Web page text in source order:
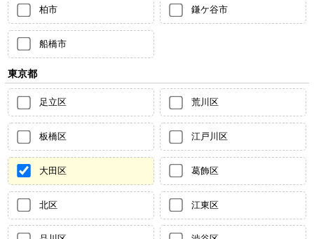
柏市 鎌ケ谷市
船橋市
東京都
足立区 荒川区
板橋区 江戸川区
大田区 葛飾区
北区 江東区